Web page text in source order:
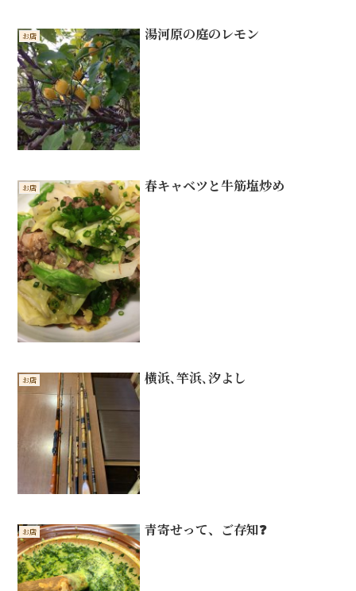
お店 湯河原の庭のレモン
お店 春キャベツと牛筋塩炒め
お店 横浜､竿浜､汐よし
お店 青寄せって、ご存知❓